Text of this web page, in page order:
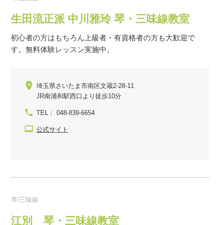
生田流正派 中川雅玲 琴・三味線教室
初心者の方はもちろん上級者・有資格者の方も大歓迎で
す。無料体験レッスン実施中。
埼玉県さいたま市南区文蔵2-28-11
JR南浦和駅西口より徒歩10分
TEL： 048-839-6654
公式サイト
琴/三味線
江別 琴・三味線教室